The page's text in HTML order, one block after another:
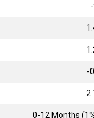
-
0-12 Months